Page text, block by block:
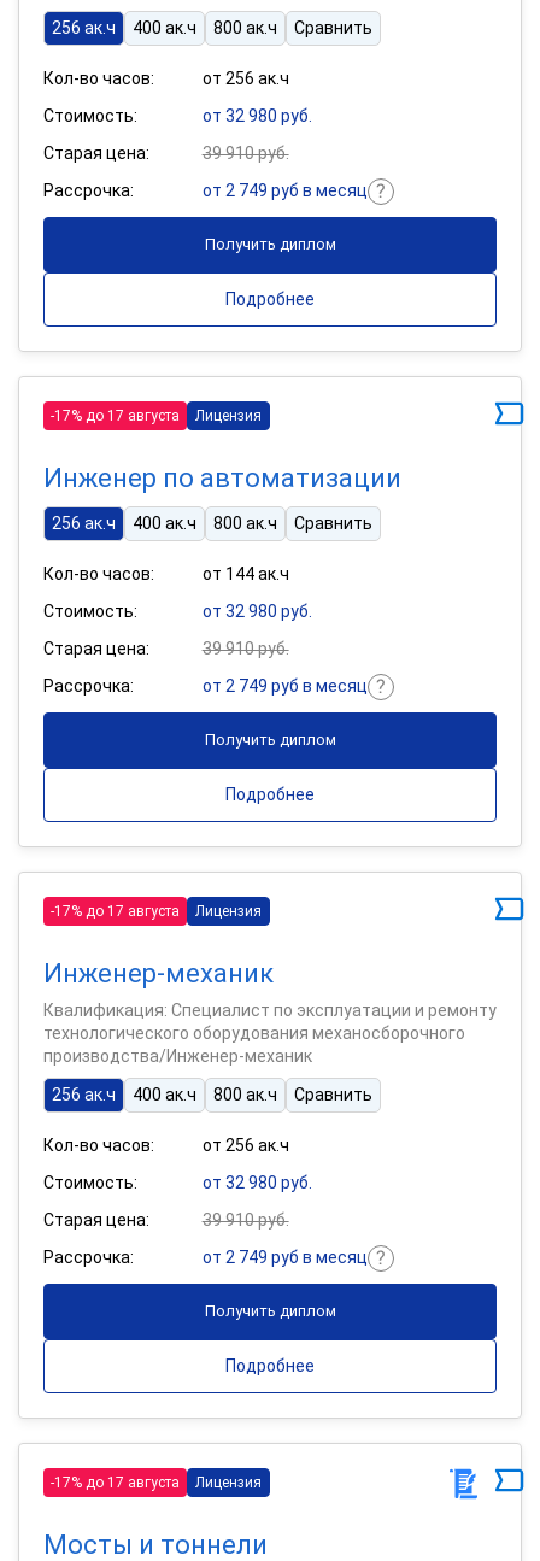
256 ак.ч
400 ак.ч 800 ак.ч Сравнить
Кол-во часов:
от 256 ак.ч
Стоимость:
от 32 980 руб.
Старая цена:
39 910 руб.
Рассрочка:
от 2 749 руб в месяц
Получить диплом
Подробнее
-17% до 17 августа Лицензия
Инженер по автоматизации
256 ак.ч 400 ак.ч 800 ак.ч Сравнить
Кол-во часов:
от 144 ак.ч
Стоимость:
от 32 980 руб.
Старая цена:
39 910 руб.
Рассрочка:
от 2 749 руб в месяц
Получить диплом
Подробнее
-17% до 17 августа Лицензия
Инженер-механик
Квалификация: Специалист по эксплуатации и ремонту
технологического оборудования механосборочного
производства/Инженер-механик
256 ак.ч
400 ак.ч 800 ак.ч Сравнить
Кол-во часов:
от 256 ак.ч
Стоимость:
от 32 980 руб.
Старая цена:
39 910 руб.
Рассрочка:
от 2 749 руб в месяц
Получить диплом
Подробнее
-17% до 17 августа Лицензия
Мосты и тоннели